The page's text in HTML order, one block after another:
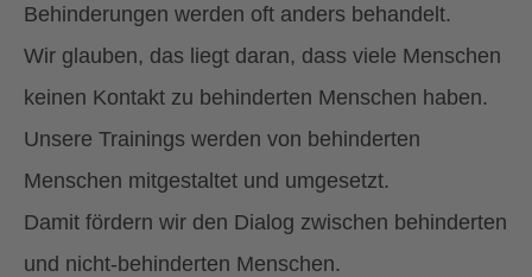
Behinderungen werden oft anders behandelt.
Wir glauben, das liegt daran, dass viele Menschen
keinen Kontakt zu behinderten Menschen haben.
Unsere Trainings werden von behinderten
Menschen mitgestaltet und umgesetzt.
Damit fördern wir den Dialog zwischen behinderten
und nicht-behinderten Menschen.